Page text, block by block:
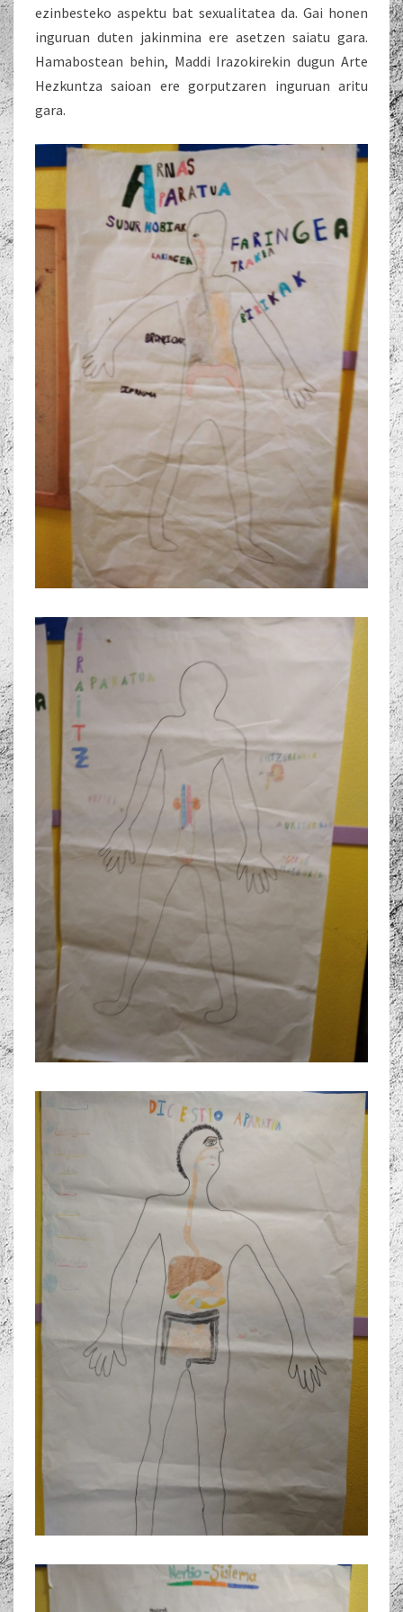
ezinbesteko aspektu bat sexualitatea da. Gai honen
inguruan duten jakinmina ere asetzen saiatu gara.
Hamabostean behin, Maddi Irazokirekin dugun Arte
Hezkuntza saioan ere gorputzaren inguruan aritu
gara.